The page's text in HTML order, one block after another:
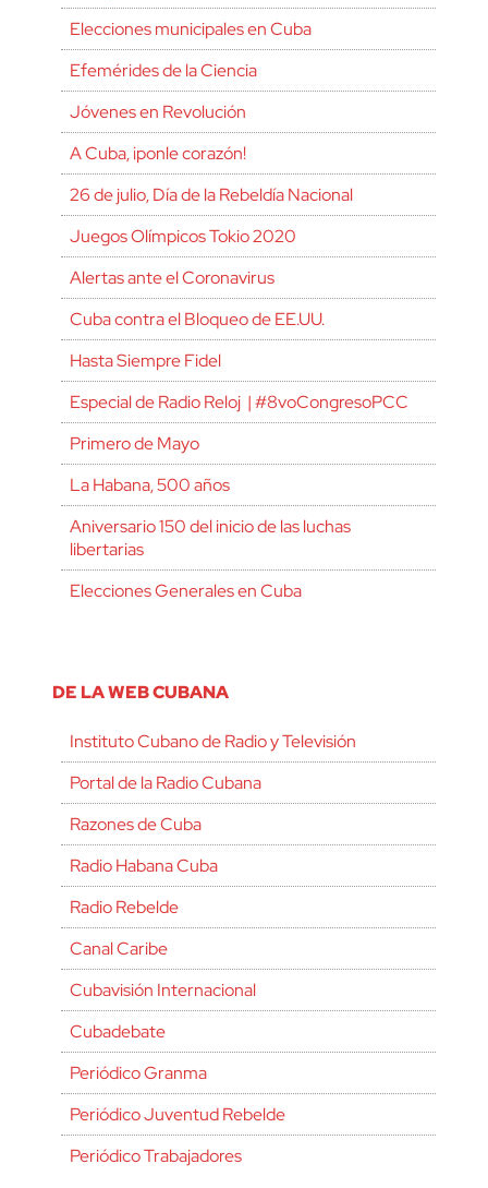
Elecciones municipales en Cuba
Efemérides de la Ciencia
Jóvenes en Revolución
A Cuba, ¡ponle corazón!
26 de julio, Día de la Rebeldía Nacional
Juegos Olímpicos Tokio 2020
Alertas ante el Coronavirus
Cuba contra el Bloqueo de EE.UU.
Hasta Siempre Fidel
Especial de Radio Reloj | #8voCongresoPCC
Primero de Mayo
La Habana, 500 años
Aniversario 150 del inicio de las luchas
libertarias
Elecciones Generales en Cuba
DE LA WEB CUBANA
Instituto Cubano de Radio y Televisión
Portal de la Radio Cubana
Razones de Cuba
Radio Habana Cuba
Radio Rebelde
Canal Caribe
Cubavisión Internacional
Cubadebate
Periódico Granma
Periódico Juventud Rebelde
Periódico Trabajadores